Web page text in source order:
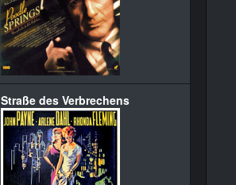
Straße des Verbrechens